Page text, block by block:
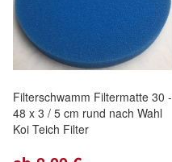
Filterschwamm Filtermatte 30 -
48 x 3 / 5 cm rund nach Wahl
Koi Teich Filter